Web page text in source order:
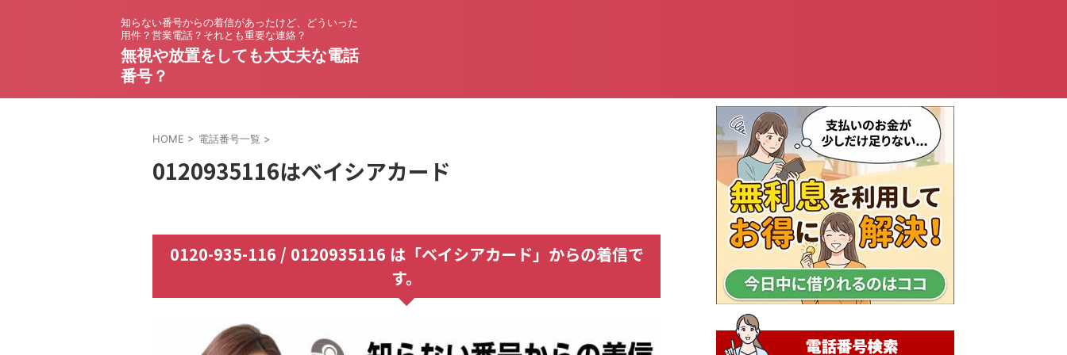
知らない番号からの着信があったけど、どういった
用件？営業電話？それとも重要な連絡？
無視や放置をしても大丈夫な電話
番号？
HOME > 電話番号一覧 >
0120935116はベイシアカード
0120-935-116 / 0120935116 は「ベイシアカード」からの着信で
す。